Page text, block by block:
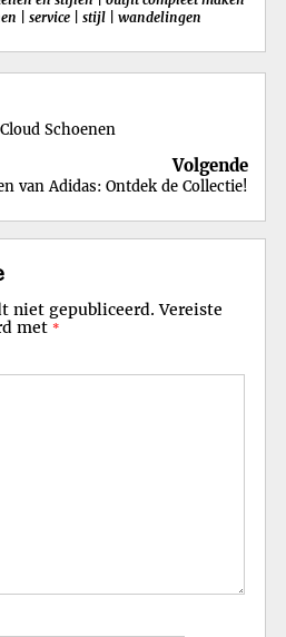
service stijl wandelingen
Schoenen
Volgende
van Adidas: Ontdek de Collectie!
niet gepubliceerd. Vereiste
met *